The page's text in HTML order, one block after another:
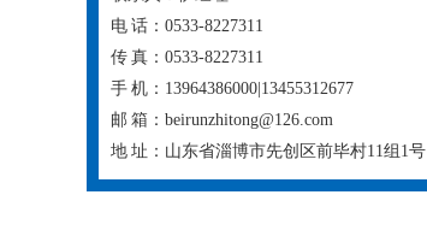
电 话：0533-8227311
传 真：0533-8227311
手 机：13964386000|13455312677
邮 箱：beirunzhitong@126.com
地 址：山东省淄博市先创区前毕村11组1号